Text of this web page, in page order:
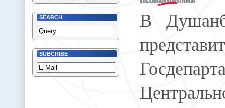
SEARCH
SUBCRIBE
В